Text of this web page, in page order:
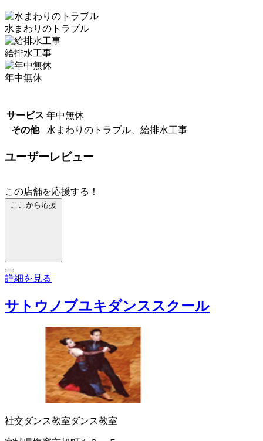
水まわりのトラブル
給排水工事
年中無休
サービス 年中無休
その他
水まわりのトラブル、給排水工事
ユーザーレビュー
この店舗を応援する！
ここから応援
詳細を見る
サトウノブユキダンススクール
社交ダンス教室ダンス教室